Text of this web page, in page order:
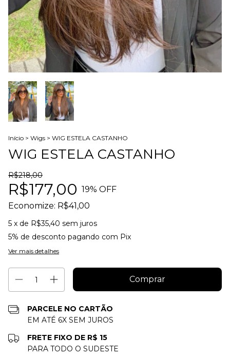
Início > Wigs > WIG ESTELA CASTANHO
WIG ESTELA CASTANHO
R$218,00
R$177,00 19% OFF
Economize: R$41,00
5 x de R$35,40 sem juros
5% de desconto pagando com Pix
Ver mais detalhes
PARCELE NO CARTÃO
EM ATÉ 6X SEM JUROS
FRETE FIXO DE R$ 15
PARA TODO O SUDESTE